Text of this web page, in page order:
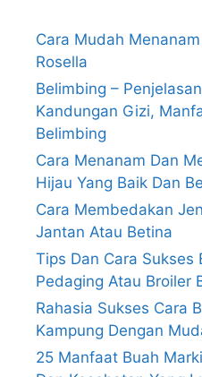
Cara Mudah
Rosella
Belimbing –
Kandungan Gizi,
Belimbing
Cara Menanam Dan
Hijau Yang Baik Dan
Cara Membedakan
Jantan Atau Betina
Tips Dan Cara Sukses
Pedaging Atau Broiler
Rahasia Sukses Cara
Kampung Dengan
25 Manfaat Buah